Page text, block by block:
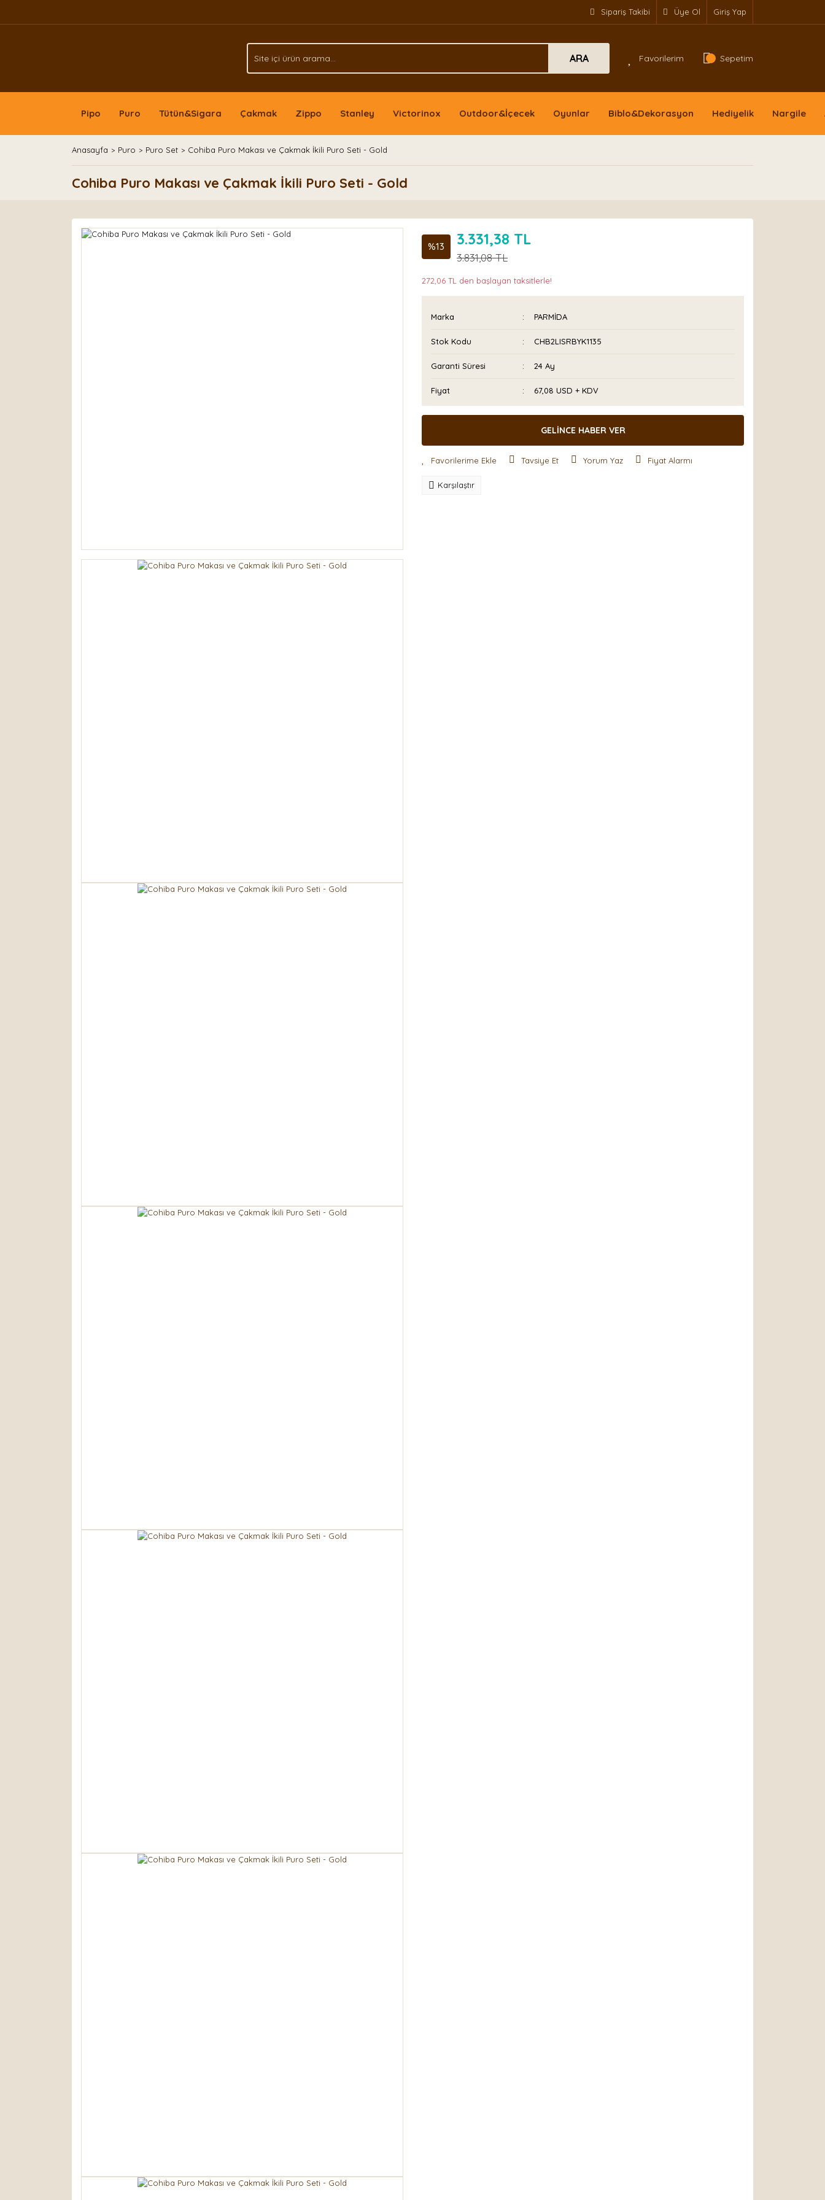
Sipariş Takibi Üye Ol Giriş Yap
ARA Favorilerim Sepetim
Pipo Puro Tütün&Sigara Çakmak Zippo Stanley Victorinox Outdoor&İçecek Oyunlar Biblo&Dekorasyon Hediyelik Nargile
Anasayfa Puro Puro Set Cohiba Puro Makası ve Çakmak İkili Puro Seti - Gold
Cohiba Puro Makası ve Çakmak İkili Puro Seti - Gold
%13 3.331,38 TL
3.831,08 TL
272,06 TL den başlayan taksitlerle!
Marka PARMİDA
Stok Kodu CHB2LISRBYK1135
Garanti Süresi 24 Ay
Fiyat 67,08 USD + KDV
GELİNCE HABER VER
Tavsiye Et Yorum Yaz Fiyat Alarmı
Karşılaştır